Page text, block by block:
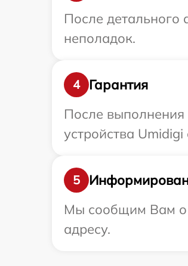
После детального
неполадок.
4
Гарантия
После
устройства
5
Мы сообщим Вам о
адресу.